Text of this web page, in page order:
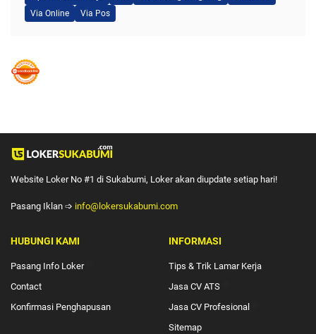
Via Online
Via Pos
Website Loker No #1 di Sukabumi, Loker akan diupdate setiap hari!
Pasang Iklan ➩ info@lokersukabumi.com
HUBUNGI KAMI
Pasang Info Loker
Contact
Konfirmasi Penghapusan
INFORMASI
Tips & Trik Lamar Kerja
Jasa CV ATS
Jasa CV Profesional
Sitemap